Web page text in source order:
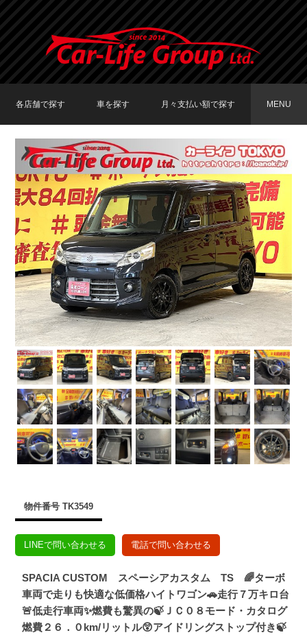
各店舗で探す
TOKYO店在庫車両
大阪店在庫車両
福岡店在庫車両
車を探す
車種で探す
メーカーで探す
月々支払い額で探す
〜19,999円
20,000円〜29,999円
30,000円〜39,999円
40,000円〜49,999円
50,000円〜
MENU
物件番号 TK3549
LINEで問い合わせる 電話で問い合わせる
SPACIA CUSTOM スペーシアカスタム TS 🌈ターボ
車両で走りも快適な低価格ハイトワゴン🚗走行７万キロ台
🚨低走行車両✨燃費も驚異の🍃ＪＣ０８モード・カタログ
燃費２６．０km/リットル😲アイドリングストップ付き🍃